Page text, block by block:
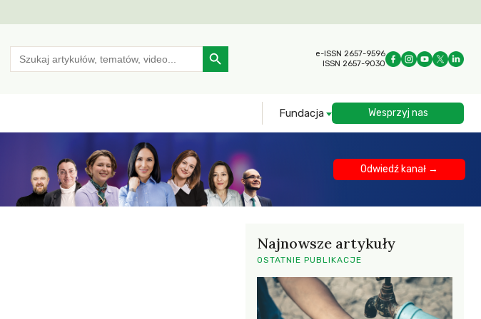
Search
for:
Search Button
e-ISSN 2657-9596
ISSN 2657-9030
Fundacja Wesprzyj nas
Odwiedź kanał →
Najnowsze artykuły
OSTATNIE PUBLIKACJE